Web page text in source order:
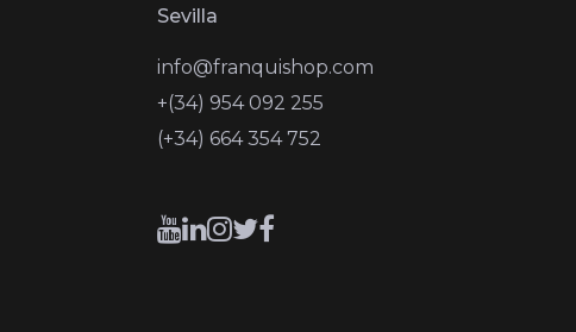
Sevilla
info@franquishop.com
+(34) 954 092 255
(+34) 664 354 752